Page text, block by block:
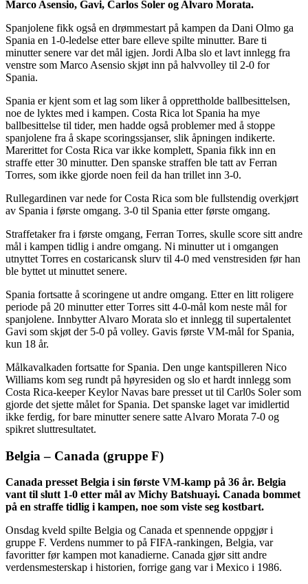
Marco Asensio, Gavi, Carlos Soler og Alvaro Morata.
Spanjolene fikk også en drømmestart på kampen da Dani Olmo ga
Spania en 1-0-ledelse etter bare elleve spilte minutter. Bare ti
minutter senere var det mål igjen. Jordi Alba slo et lavt innlegg fra
venstre som Marco Asensio skjøt inn på halvvolley til 2-0 for
Spania.
Spania er kjent som et lag som liker å opprettholde ballbesittelsen,
noe de lyktes med i kampen. Costa Rica lot Spania ha mye
ballbesittelse til tider, men hadde også problemer med å stoppe
spanjolene fra å skape scoringssjanser, slik åpningen indikerte.
Marerittet for Costa Rica var ikke komplett, Spania fikk inn en
straffe etter 30 minutter. Den spanske straffen ble tatt av Ferran
Torres, som ikke gjorde noen feil da han trillet inn 3-0.
Rullegardinen var nede for Costa Rica som ble fullstendig overkjørt
av Spania i første omgang. 3-0 til Spania etter første omgang.
Straffetaker fra i første omgang, Ferran Torres, skulle score sitt andre
mål i kampen tidlig i andre omgang. Ni minutter ut i omgangen
utnyttet Torres en costaricansk slurv til 4-0 med venstresiden før han
ble byttet ut minuttet senere.
Spania fortsatte å scoringene ut andre omgang. Etter en litt roligere
periode på 20 minutter etter Torres sitt 4-0-mål kom neste mål for
spanjolene. Innbytter Alvaro Morata slo et innlegg til supertalentet
Gavi som skjøt der 5-0 på volley. Gavis første VM-mål for Spania,
kun 18 år.
Målkavalkaden fortsatte for Spania. Den unge kantspilleren Nico
Williams kom seg rundt på høyresiden og slo et hardt innlegg som
Costa Rica-keeper Keylor Navas bare presset ut til Carl0s Soler som
gjorde det sjette målet for Spania. Det spanske laget var imidlertid
ikke ferdig, for bare minutter senere satte Alvaro Morata 7-0 og
spikret sluttresultatet.
Belgia – Canada (gruppe F)
Canada presset Belgia i sin første VM-kamp på 36 år. Belgia
vant til slutt 1-0 etter mål av Michy Batshuayi. Canada bommet
på en straffe tidlig i kampen, noe som viste seg kostbart.
Onsdag kveld spilte Belgia og Canada et spennende oppgjør i
gruppe F. Verdens nummer to på FIFA-rankingen, Belgia, var
favoritter før kampen mot kanadierne. Canada gjør sitt andre
verdensmesterskap i historien, forrige gang var i Mexico i 1986.